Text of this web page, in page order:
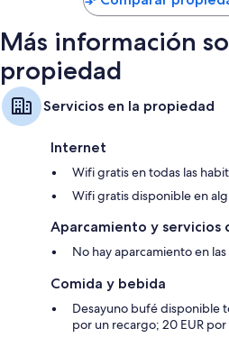
Más información
propiedad
Servicios en la propiedad
Internet
Wifi gratis en todas las
Wifi gratis disponible en
Aparcamiento y servicios
No hay aparcamiento en
Comida y bebida
Desayuno bufé disponible
por un recargo; 20 EUR